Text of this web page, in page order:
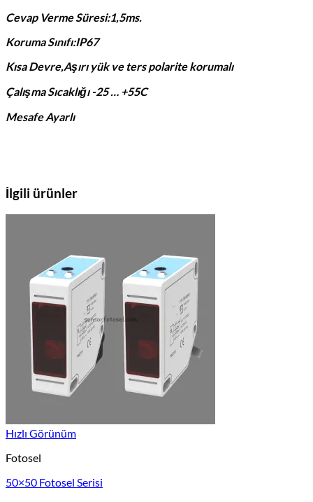
Cevap Verme Süresi:1,5ms.
Koruma Sınıfı:IP67
Kısa Devre,Aşırı yük ve ters polarite korumalı
Çalışma Sıcaklığı -25 … +55C
Mesafe Ayarlı
İlgili ürünler
Hızlı Görünüm
Fotosel
50×50 Fotosel Serisi